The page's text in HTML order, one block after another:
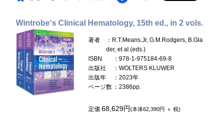
Wintrobe's Clinical Hematology, 15th ed., in 2 vols.
著者
：R.T.Means.Jr, G.M.Rodgers, B.Gla
der, et al.(eds.)
ISBN
：978-1-975184-69-8
出版社
：WOLTERS KLUWER
出版年
：2023年
ページ数 ：2386pp.
定価68,629円(本体62,390円 ＋ 税)